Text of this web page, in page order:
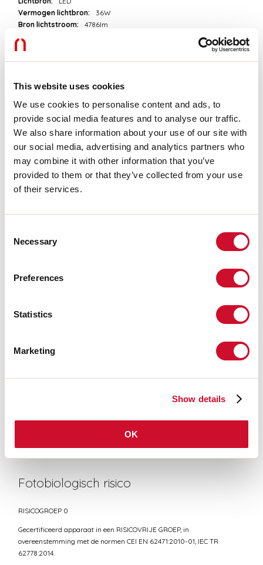
This website uses cookies
We use cookies to personalise content and ads, to
provide social media features and to analyse our traffic.
We also share information about your use of our site with
our social media, advertising and analytics partners who
may combine it with other information that you’ve
provided to them or that they’ve collected from your use
of their services.
Selection
Necessary
Preferences
Statistics
Marketing
Show details
OK
Vermogen lichtbron:
36W
Bron lichtstroom:
4786lm
Tolerantie kleur:
3 Step MacAdam
Download
UITTREKSEL CATALOGUS
CERTIFICATIES CE
TECHNISCHE FICHE
CEI EN 60598-1:2021 + A11:2023, CEI EN 60598-2-1:2022, CEI
EN 60598-2-22:2023
Fotobiologisch risico
RISICOGROEP 0
Gecertificeerd apparaat in een RISICOVRIJE GROEP, in
overeenstemming met de normen CEI EN 62471:2010-01, IEC TR
62778:2014.